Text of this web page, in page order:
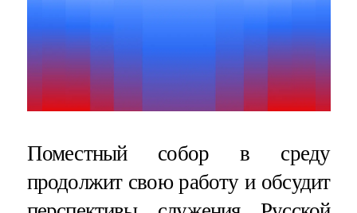
Поместный собор в среду
продолжит свою работу и обсудит